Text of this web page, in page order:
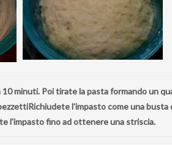
minuti. Poi tirate la pasta formando un
l'impasto come una busta
l'impasto fino ad ottenere una striscia.